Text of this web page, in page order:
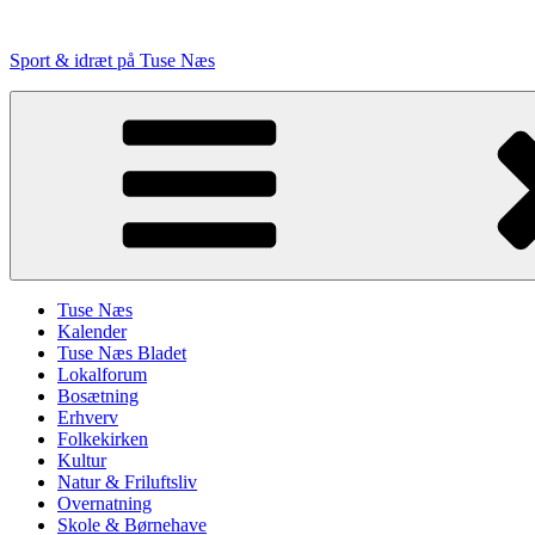
indhold
Sport & idræt på Tuse Næs
Tuse Næs
Kalender
Tuse Næs Bladet
Lokalforum
Bosætning
Erhverv
Folkekirken
Kultur
Natur & Friluftsliv
Overnatning
Skole & Børnehave